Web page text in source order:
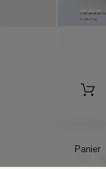
Panier